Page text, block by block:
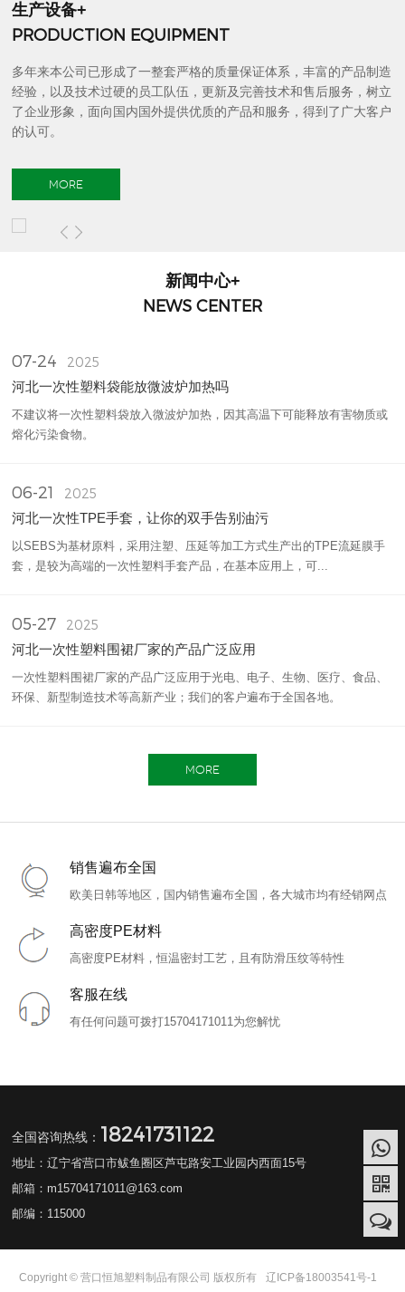
生产设备+
PRODUCTION EQUIPMENT
多年来本公司已形成了一整套严格的质量保证体系，丰富的产品制造
经验，以及技术过硬的员工队伍，更新及完善技术和售后服务，树立
了企业形象，面向国内国外提供优质的产品和服务，得到了广大客户
的认可。
MORE
新闻中心+
NEWS CENTER
07-24
2025
河北一次性塑料袋能放微波炉加热吗
不建议将一次性塑料袋放入微波炉加热‌，因其高温下可能释放有害物质或
熔化污染食物。
06-21
2025
河北一次性TPE手套，让你的双手告别油污
以SEBS为基材原料，采用注塑、压延等加工方式生产出的TPE流延膜手
套，是较为高端的一次性塑料手套产品，在基本应用上，可...
05-27
2025
河北一次性塑料围裙厂家的产品广泛应用
一次性塑料围裙厂家的产品广泛应用于光电、电子、生物、医疗、食品、
环保、新型制造技术等高新产业；我们的客户遍布于全国各地。
MORE
销售遍布全国
欧美日韩等地区，国内销售遍布全国，各大城市均有经销网点
高密度PE材料
高密度PE材料，恒温密封工艺，且有防滑压纹等特性
客服在线
有任何问题可拨打15704171011为您解忧
全国咨询热线： 18241731122
地址：辽宁省营口市鲅鱼圈区芦屯路安工业园内西面15号
邮箱：m15704171011@163.com
邮编：115000
Copyright © 营口恒旭塑料制品有限公司 版权所有
辽ICP备18003541号-1